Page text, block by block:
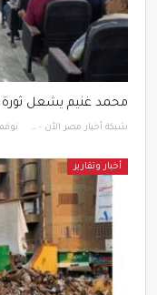
محمد غنيم يشعل ثورة
شبكة أخبار مصر الأن - Egypt News Network Now نوفمبر
أخبار وتقارير